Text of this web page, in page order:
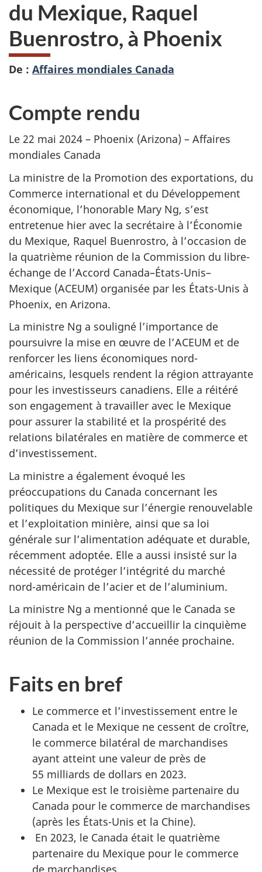
site
web,
du Mexique, Raquel
Buenrostro, à Phoenix
De : Affaires mondiales Canada
Compte rendu
Le 22 mai 2024 – Phoenix (Arizona) – Affaires
mondiales Canada
La ministre de la Promotion des exportations, du
Commerce international et du Développement
économique, l’honorable Mary Ng, s’est
entretenue hier avec la secrétaire à l’Économie
du Mexique, Raquel Buenrostro, à l’occasion de
la quatrième réunion de la Commission du libre-
échange de l’Accord Canada–États-Unis–
Mexique (ACEUM) organisée par les États-Unis à
Phoenix, en Arizona.
La ministre Ng a souligné l’importance de
poursuivre la mise en œuvre de l’ACEUM et de
renforcer les liens économiques nord-
américains, lesquels rendent la région attrayante
pour les investisseurs canadiens. Elle a réitéré
son engagement à travailler avec le Mexique
pour assurer la stabilité et la prospérité des
relations bilatérales en matière de commerce et
d’investissement.
La ministre a également évoqué les
préoccupations du Canada concernant les
politiques du Mexique sur l’énergie renouvelable
et l’exploitation minière, ainsi que sa loi
générale sur l’alimentation adéquate et durable,
récemment adoptée. Elle a aussi insisté sur la
nécessité de protéger l’intégrité du marché
nord-américain de l’acier et de l’aluminium.
La ministre Ng a mentionné que le Canada se
réjouit à la perspective d’accueillir la cinquième
réunion de la Commission l’année prochaine.
Faits en bref
Le commerce et l’investissement entre le
Canada et le Mexique ne cessent de croître,
le commerce bilatéral de marchandises
ayant atteint une valeur de près de
55 milliards de dollars en 2023.
Le Mexique est le troisième partenaire du
Canada pour le commerce de marchandises
(après les États-Unis et la Chine).
En 2023, le Canada était le quatrième
partenaire du Mexique pour le commerce
de marchandises.